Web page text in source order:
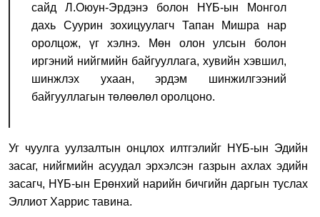
сайд Л.Оюун-Эрдэнэ болон НҮБ-ын Монгол
дахь Суурин зохицуулагч Тапан Мишра нар
оролцож, үг хэлнэ. Мөн олон улсын болон
иргэний нийгмийн байгууллага, хувийн хэвшил,
шинжлэх ухаан, эрдэм шинжилгээний
байгууллагын төлөөлөл оролцоно.
Уг чуулга уулзалтын онцлох илтгэлийг НҮБ-ын Эдийн
засаг, нийгмийн асуудал эрхэлсэн газрын ахлах эдийн
засагч, НҮБ-ын Ерөнхий нарийн бичгийн даргын туслах
Эллиот Харрис тавина.